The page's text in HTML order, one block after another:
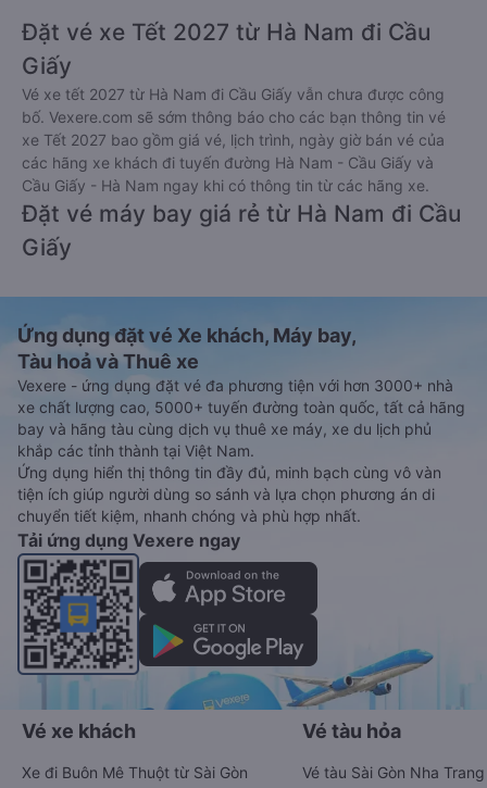
Đặt vé xe Tết 2027 từ Hà Nam đi Cầu
Giấy
Vé xe tết 2027 từ Hà Nam đi Cầu Giấy vẫn chưa được công
bố. Vexere.com sẽ sớm thông báo cho các bạn thông tin vé
xe Tết 2027 bao gồm giá vé, lịch trình, ngày giờ bán vé của
các hãng xe khách đi tuyến đường Hà Nam - Cầu Giấy và
Cầu Giấy - Hà Nam ngay khi có thông tin từ các hãng xe.
Đặt vé máy bay giá rẻ từ Hà Nam đi Cầu
Giấy
Ứng dụng đặt vé Xe khách, Máy bay,
Tàu hoả và Thuê xe
Vexere - ứng dụng đặt vé đa phương tiện với hơn 3000+ nhà
xe chất lượng cao, 5000+ tuyến đường toàn quốc, tất cả hãng
bay và hãng tàu cùng dịch vụ thuê xe máy, xe du lịch phủ
khắp các tỉnh thành tại Việt Nam.
Ứng dụng hiển thị thông tin đầy đủ, minh bạch cùng vô vàn
tiện ích giúp người dùng so sánh và lựa chọn phương án di
chuyển tiết kiệm, nhanh chóng và phù hợp nhất.
Tải ứng dụng Vexere ngay
Vé xe khách
Xe đi Buôn Mê Thuột từ Sài Gòn
Vé tàu hỏa
Vé tàu Sài Gòn Nha Trang